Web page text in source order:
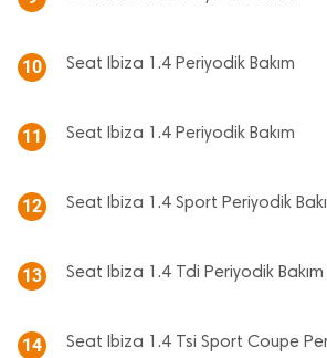
10 Seat Ibiza 1.4 Periyodik Bakım
11 Seat Ibiza 1.4 Periyodik Bakım
12 Seat Ibiza 1.4 Sport Periyodik
13 Seat Ibiza 1.4 Tdi Periyodik Bakım
14 Seat Ibiza 1.4 Tsi Sport Coupe